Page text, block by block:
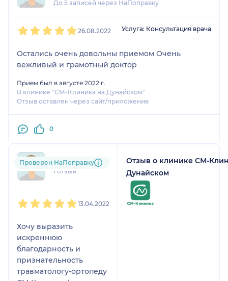
До 5 записей через НаПоправку
26.08.2022 Услуга: Консультация врача
Остались очень довольны приемом Очень
вежливый и грамотный доктор
Прием был в августе 2022 г.
В клинике "СМ-Клиника на Дунайском"
Отзыв оставлен через сайт/приложение
0
+7xxxxxxx18
1 отзыв
Проверен НаПоправку
13.04.2022
Хочу выразить
искреннюю
благодарность и
признательность
травматологу-ортопеду
Отзыв о клинике СМ-
Дунайском